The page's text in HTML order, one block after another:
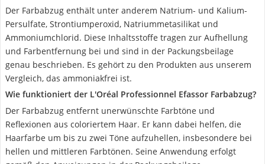
Der Farbabzug enthält unter anderem Natrium- und Kalium-
Persulfate, Strontiumperoxid, Natriummetasilikat und
Ammoniumchlorid. Diese Inhaltsstoffe tragen zur Aufhellung
und Farbentfernung bei und sind in der Packungsbeilage
genau beschrieben. Es gehört zu den Produkten aus unserem
Vergleich, das ammoniakfrei ist.
Wie funktioniert der L'Oréal Professionnel Efassor Farbabzug?
Der Farbabzug entfernt unerwünschte Farbtöne und
Reflexionen aus coloriertem Haar. Er kann dabei helfen, die
Haarfarbe um bis zu zwei Töne aufzuhellen, insbesondere bei
hellen und mittleren Farbtönen. Seine Anwendung erfolgt